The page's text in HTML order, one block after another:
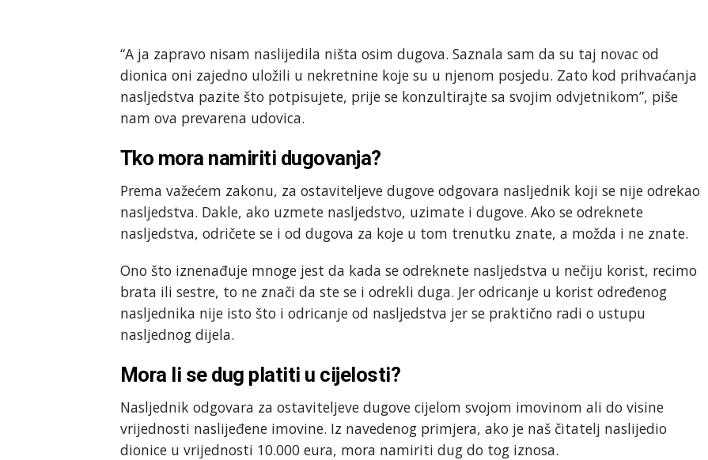
“A ja zapravo nisam naslijedila ništa osim dugova. Saznala sam da su taj novac od
dionica oni zajedno uložili u nekretnine koje su u njenom posjedu. Zato kod prihvaćanja
nasljedstva pazite što potpisujete, prije se konzultirajte sa svojim odvjetnikom”, piše
nam ova prevarena udovica.
Tko mora namiriti dugovanja?
Prema važećem zakonu, za ostaviteljeve dugove odgovara nasljednik koji se nije odrekao
nasljedstva. Dakle, ako uzmete nasljedstvo, uzimate i dugove. Ako se odreknete
nasljedstva, odričete se i od dugova za koje u tom trenutku znate, a možda i ne znate.
Ono što iznenađuje mnoge jest da kada se odreknete nasljedstva u nečiju korist, recimo
brata ili sestre, to ne znači da ste se i odrekli duga. Jer odricanje u korist određenog
nasljednika nije isto što i odricanje od nasljedstva jer se praktično radi o ustupu
nasljednog dijela.
Mora li se dug platiti u cijelosti?
Nasljednik odgovara za ostaviteljeve dugove cijelom svojom imovinom ali do visine
vrijednosti naslijeđene imovine. Iz navedenog primjera, ako je naš čitatelj naslijedio
dionice u vrijednosti 10.000 eura, mora namiriti dug do tog iznosa.